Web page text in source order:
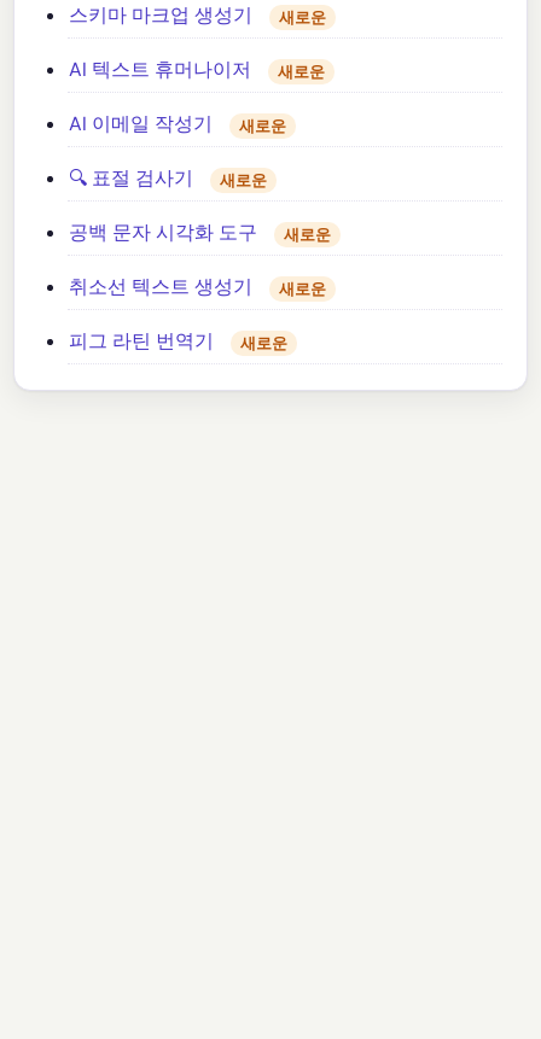
스키마 마크업 생성기 새로운
AI 텍스트 휴머나이저 새로운
AI 이메일 작성기 새로운
🔍 표절 검사기 새로운
공백 문자 시각화 도구 새로운
취소선 텍스트 생성기 새로운
피그 라틴 번역기 새로운